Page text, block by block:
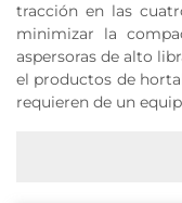
tracción en las
minimizar la
aspersoras de alto
el productos de
requieren de un